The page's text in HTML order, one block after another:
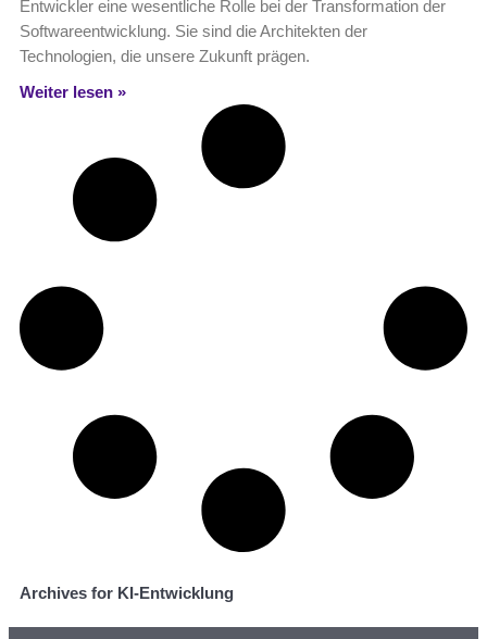
Entwickler eine wesentliche Rolle bei der Transformation der
Softwareentwicklung. Sie sind die Architekten der
Technologien, die unsere Zukunft prägen.
Weiter lesen »
Archives for KI-Entwicklung